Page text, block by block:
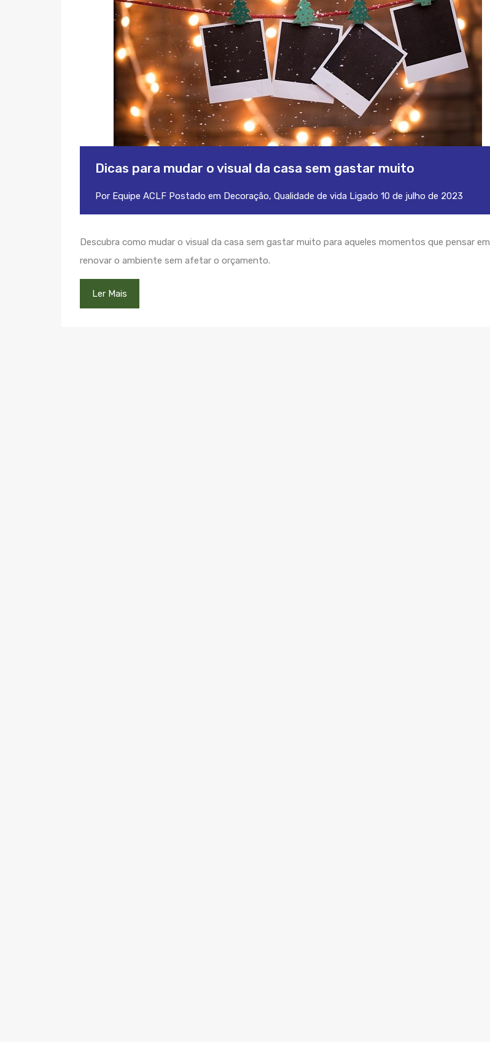
Dicas para mudar o visual da casa sem gastar muito
Por Equipe ACLF Postado em Decoração, Qualidade de vida Ligado 10 de julho de 2023
Descubra como mudar o visual da casa sem gastar muito para aqueles momentos que pensar em
renovar o ambiente sem afetar o orçamento.
Ler Mais